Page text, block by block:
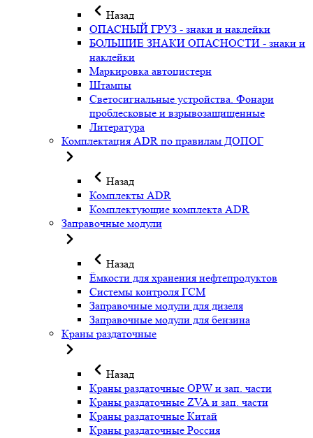
Назад
ОПАСНЫЙ ГРУЗ - знаки и наклейки
БОЛЬШИЕ ЗНАКИ ОПАСНОСТИ - знаки и
наклейки
Маркировка автоцистерн
Штампы
Светосигнальные устройства. Фонари
проблесковые и взрывозащищенные
Литература
Комплектация ADR по правилам ДОПОГ
Назад
Комплекты ADR
Комплектующие комплекта ADR
Заправочные модули
Назад
Ёмкости для хранения нефтепродуктов
Системы контроля ГСМ
Заправочные модули для дизеля
Заправочные модули для бензина
Краны раздаточные
Назад
Краны раздаточные OPW и зап. части
Краны раздаточные ZVA и зап. части
Краны раздаточные Китай
Краны раздаточные Россия